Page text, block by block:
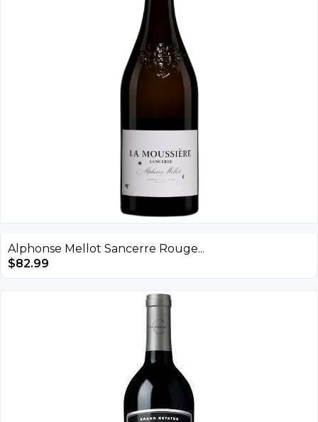
Alphonse Mellot Sancerre Rouge...
$82.99